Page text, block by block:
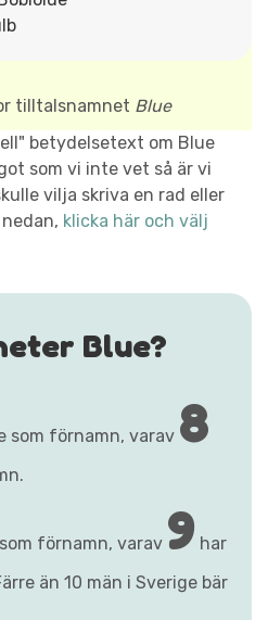
tilltalsnamnet Blue
betydelsetext om Blue
som vi inte vet så är vi
vilja skriva en rad eller
klicka här och välj
Blue?
som förnamn, varav 8
förnamn, varav 9 har
än 10 män i Sverige bär